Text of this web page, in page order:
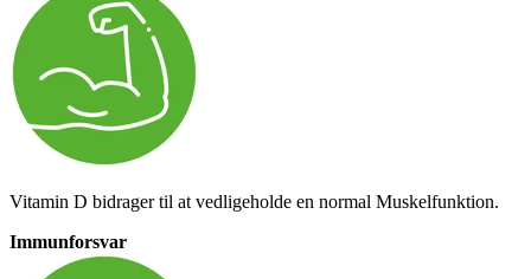
Vitamin D bidrager til at vedligeholde en normal Muskelfunktion.
Immunforsvar